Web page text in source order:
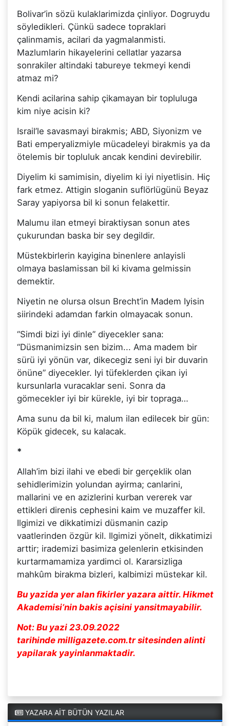
Bolivar’in sözü kulaklarimizda çinliyor. Dogruydu
söyledikleri. Çünkü sadece topraklari
çalinmamis, acilari da yagmalanmisti.
Mazlumlarin hikayelerini cellatlar yazarsa
sonrakiler altindaki tabureye tekmeyi kendi
atmaz mi?
Kendi acilarina sahip çikamayan bir topluluga
kim niye acisin ki?
Israil’le savasmayi birakmis; ABD, Siyonizm ve
Bati emperyalizmiyle mücadeleyi birakmis ya da
ötelemis bir topluluk ancak kendini devirebilir.
Diyelim ki samimisin, diyelim ki iyi niyetlisin. Hiç
fark etmez. Attigin sloganin suflörlügünü Beyaz
Saray yapiyorsa bil ki sonun felakettir.
Malumu ilan etmeyi biraktiysan sonun ates
çukurundan baska bir sey degildir.
Müstekbirlerin kayigina binenlere anlayisli
olmaya baslamissan bil ki kivama gelmissin
demektir.
Niyetin ne olursa olsun Brecht’in Madem Iyisin
siirindeki adamdan farkin olmayacak sonun.
“Simdi bizi iyi dinle” diyecekler sana:
“Düsmanimizsin sen bizim... Ama madem bir
sürü iyi yönün var, dikecegiz seni iyi bir duvarin
önüne” diyecekler. Iyi tüfeklerden çikan iyi
kursunlarla vuracaklar seni. Sonra da
gömecekler iyi bir kürekle, iyi bir topraga…
Ama sunu da bil ki, malum ilan edilecek bir gün:
Köpük gidecek, su kalacak.
*
Allah’im bizi ilahi ve ebedi bir gerçeklik olan
sehidlerimizin yolundan ayirma; canlarini,
mallarini ve en azizlerini kurban vererek var
ettikleri direnis cephesini kaim ve muzaffer kil.
Ilgimizi ve dikkatimizi düsmanin cazip
vaatlerinden özgür kil. Ilgimizi yönelt, dikkatimizi
arttir; irademizi basimiza gelenlerin etkisinden
kurtarmamamiza yardimci ol. Kararsizliga
mahkûm birakma bizleri, kalbimizi müstekar kil.
Bu yazida yer alan fikirler yazara aittir. Hikmet
Akademisi’nin bakis açisini yansitmayabilir.
Not: Bu yazi 23.09.2022
tarihinde milligazete.com.tr sitesinden alinti
yapilarak yayinlanmaktadir.
YAZARA AİT BÜTÜN YAZILAR